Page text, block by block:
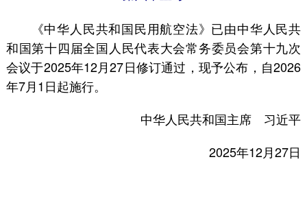
《中华人民共和国民用航空法》已由中华人民共
和国第十四届全国人民代表大会常务委员会第十九次
会议于2025年12月27日修订通过，现予公布，自2026
年7月1日起施行。
中华人民共和国主席 习近平
2025年12月27日